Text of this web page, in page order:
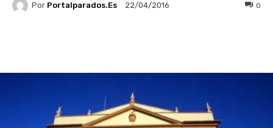
Por Portalparados.es 22/04/2016 0